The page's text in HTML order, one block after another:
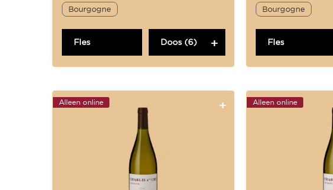
Bourgogne
Fles Doos (6)
Bourgogne
Fles
Alleen online Alleen online